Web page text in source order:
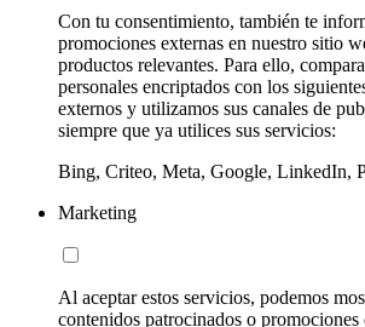
Con tu consentimiento, también te
promociones externas en nuestro sitio
productos relevantes. Para ello,
personales encriptados con los
externos y utilizamos sus canales de
siempre que ya utilices sus servicios:
Bing, Criteo, Meta, Google, LinkedIn,
Marketing
Al aceptar estos servicios, podemos
contenidos patrocinados o promociones